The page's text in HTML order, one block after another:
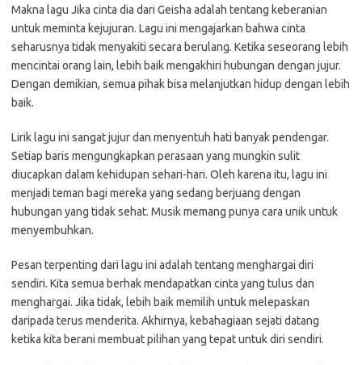
Makna lagu Jika cinta dia dari Geisha adalah tentang keberanian
untuk meminta kejujuran. Lagu ini mengajarkan bahwa cinta
seharusnya tidak menyakiti secara berulang. Ketika seseorang lebih
mencintai orang lain, lebih baik mengakhiri hubungan dengan jujur.
Dengan demikian, semua pihak bisa melanjutkan hidup dengan lebih
baik.
Lirik lagu ini sangat jujur dan menyentuh hati banyak pendengar.
Setiap baris mengungkapkan perasaan yang mungkin sulit
diucapkan dalam kehidupan sehari-hari. Oleh karena itu, lagu ini
menjadi teman bagi mereka yang sedang berjuang dengan
hubungan yang tidak sehat. Musik memang punya cara unik untuk
menyembuhkan.
Pesan terpenting dari lagu ini adalah tentang menghargai diri
sendiri. Kita semua berhak mendapatkan cinta yang tulus dan
menghargai. Jika tidak, lebih baik memilih untuk melepaskan
daripada terus menderita. Akhirnya, kebahagiaan sejati datang
ketika kita berani membuat pilihan yang tepat untuk diri sendiri.